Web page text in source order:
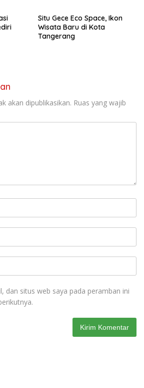
Situ Gece Eco Space, Ikon
Wisata Baru di Kota
Tangerang
akan dipublikasikan. Ruas yang wajib
dan situs web saya pada peramban ini